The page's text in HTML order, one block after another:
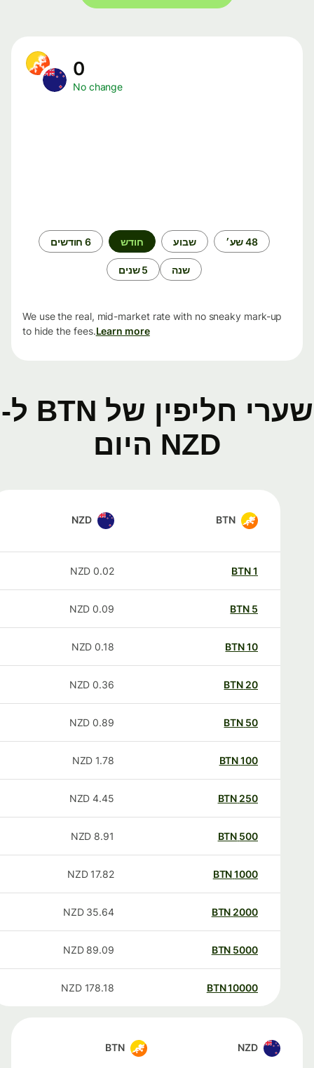
No change
48 שע׳ שבוע חודש 6 חודשים
שנה 5 שנים
We use the real, mid-market rate with no sneaky mark-up
to hide the fees.Learn more
שערי חליפין של BTN ל-
NZD היום
BTN
NZD
BTN
0.02
NZD
BTN
0.09
NZD
BTN
0.18
NZD
20
BTN
0.36
NZD
50
BTN
0.89
NZD
100
BTN
1.78
NZD
250
BTN
4.45
NZD
500
BTN
8.91
NZD
1000
BTN
17.82
NZD
2000
BTN
35.64
NZD
5000
BTN
89.09
NZD
10000
BTN
178.18
NZD
NZD
BTN